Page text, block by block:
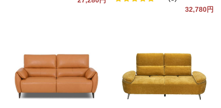
32,780円